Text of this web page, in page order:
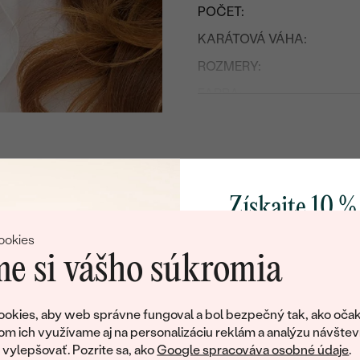
si vášho súkromia
aby web správne fungoval a bol bezpečný tak, ako
ich využívame aj na personalizáciu reklám a analýzu
Pozrite sa, ako Google spracováva osobné údaje.
POČET:
KARÁTOVÁ VÁHA:
ROZMERY:
DRUH:
KARÁTOVÁ VÁHA
TVAR:
ČISTOTA:
ale tento šperk si už svojích majiteľov
Získajte 10
poctivo vyrábaných
Ako darček na
obratom pošleme